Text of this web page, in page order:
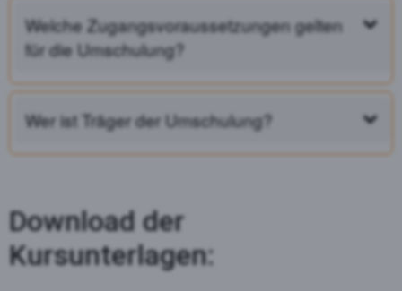
Welche Zugangsvoraussetzungen gelten
für die Umschulung?
Wer ist Träger der Umschulung?
Download der
Kursunterlagen: